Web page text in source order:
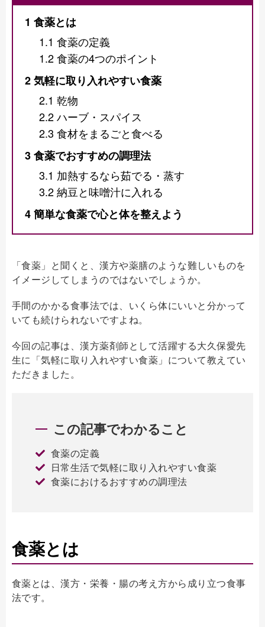
1 食薬とは
1.1 食薬の定義
1.2食薬の4つのポイント
2気軽に取り入れやすい食薬
2.1 乾物
2.2ハーブ・スパイス
2.3 食材をまるごと食べる
3食薬でおすすめの調理法
3.1 加熱するなら茹でる・蒸す
3.2納豆と味噌汁に入れる
4簡単な食薬で心と体を整えよう
「食薬」と聞くと、漢方や薬膳のような難しいものを
イメージしてしまうのではないでしょうか。
手間のかかる食事法では、いくら体にいいと分かって
いても続けられないですよね。
今回の記事は、漢方薬剤師として活躍する大久保愛先
生に「気軽に取り入れやすい食薬」について教えてい
ただきました。
この記事でわかること
食薬の定義
日常生活で気軽に取り入れやすい食薬
食薬におけるおすすめの調理法
食薬とは
食薬とは、漢方・栄養・腸の考え方から成り立つ食事
法です。